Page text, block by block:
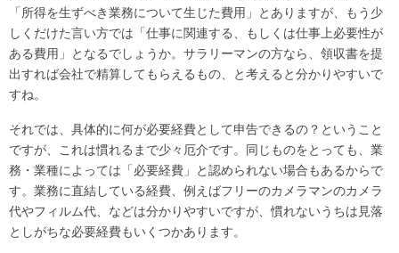
「所得を生ずべき業務について生じた費用」とありますが、もう少
しくだけた言い方では「仕事に関連する、もしくは仕事上必要性が
ある費用」となるでしょうか。サラリーマンの方なら、領収書を提
出すれば会社で精算してもらえるもの、と考えると分かりやすいで
すね。
それでは、具体的に何が必要経費として申告できるの？ということ
ですが、これは慣れるまで少々厄介です。同じものをとっても、業
務・業種によっては「必要経費」と認められない場合もあるからで
す。業務に直結している経費、例えばフリーのカメラマンのカメラ
代やフィルム代、などは分かりやすいですが、慣れないうちは見落
としがちな必要経費もいくつかあります。